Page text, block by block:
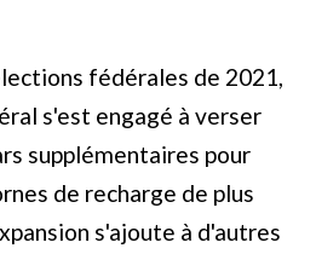
fédérales de 2021,
s'est engagé à verser
supplémentaires pour
de recharge de plus
s'ajoute à d'autres